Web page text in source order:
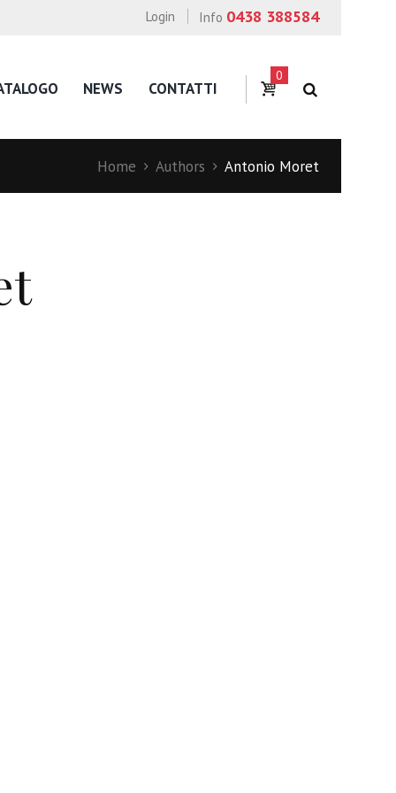
Info 0438 388584
Login
NEWS CONTATTI
0
Home Authors Antonio Moret